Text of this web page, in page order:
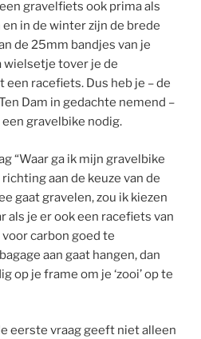
gravelfiets ook prima als
in de winter zijn de brede
de 25mm bandjes van je
wielsetje tover je de
racefiets. Dus heb je – de
Dam in gedachte nemend –
gravelbike nodig.
“Waar ga ik mijn gravelbike
aan de keuze van de
gaat gravelen, zou ik kiezen
als je er ook een racefiets van
voor carbon goed te
aan gaat hangen, dan
op je frame om je ‘zooi’ op te
eerste vraag geeft niet alleen